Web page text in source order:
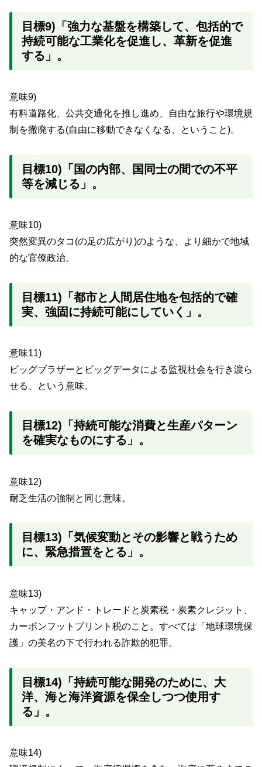
目標9)「強力な基盤を構築して、包括的で
持続可能な工業化を促進し、革新を促進
する」。
意味9)
有料道路化、公共交通化を推し進め、自由な旅行や環境規
制を撤廃する(自由に移動できなくなる、ということ)。
目標10)「国の内部、国同士の間での不平
等を減じる」。
意味10)
突然変異のタコ(の足の広がり)のような、より細かで地域
的な官僚政治。
目標11)「都市と人間居住地を包括的で確
実、強固に持続可能にしていく」。
意味11)
ビッグブラザーとビッグデータによる監視社会を行き渡ら
せる、という意味。
目標12)「持続可能な消費と生産パターン
を確実なものにする」。
意味12)
耐乏生活の強制と同じ意味。
目標13)「気候変動とその影響と戦うため
に、緊急措置をとる」。
意味13)
キャップ・アンド・トレードと炭素税・炭素クレジット、
カーボンフットプリント税のこと。すべては「地球環境保
護」の美名の下で行われる詐欺的犯罪。
目標14)「持続可能な開発のために、大
洋、海と海洋資源を保全しつつ使用す
る」。
意味14)